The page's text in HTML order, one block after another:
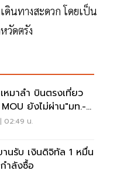
ดินทางสะดวก โดยเป็น
วัดตรัง
นตรงเที่ยว
02:49 น.
นรับ เงินดิจิทัล 1 หมื่น
ำลังซื้อ